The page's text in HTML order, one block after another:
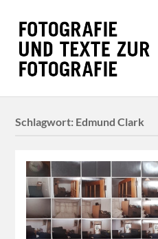
Schlagwort: Edmund Clark